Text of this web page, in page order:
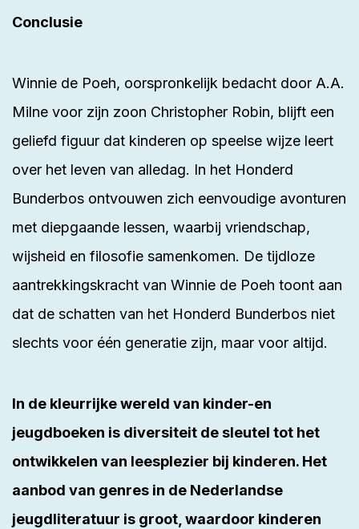
Conclusie
Winnie de Poeh, oorspronkelijk bedacht door A.A.
Milne voor zijn zoon Christopher Robin, blijft een
geliefd figuur dat kinderen op speelse wijze leert
over het leven van alledag. In het Honderd
Bunderbos ontvouwen zich eenvoudige avonturen
met diepgaande lessen, waarbij vriendschap,
wijsheid en filosofie samenkomen. De tijdloze
aantrekkingskracht van Winnie de Poeh toont aan
dat de schatten van het Honderd Bunderbos niet
slechts voor één generatie zijn, maar voor altijd.
In de kleurrijke wereld van kinder-en
jeugdboeken is diversiteit de sleutel tot het
ontwikkelen van leesplezier bij kinderen. Het
aanbod van genres in de Nederlandse
jeugdliteratuur is groot, waardoor kinderen